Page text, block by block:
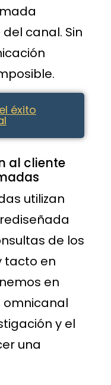
canal. Sin
éxito
al cliente
utilizan
de los
tacto en
en
y el
una